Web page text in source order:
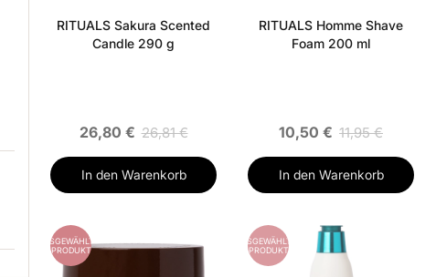
RITUALS Sakura Scented
Candle 290 g
26,80 € 26,81 €
In den Warenkorb
RITUALS Homme Shave
Foam 200 ml
10,50 € 11,95 €
In den Warenkorb
AUSGEWÄHLTES
PRODUKT
AUSGEWÄHLTES
PRODUKT